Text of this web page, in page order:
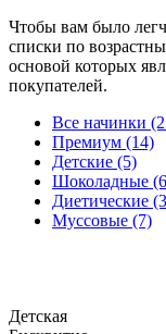
Чтобы вам было
списки по
основой которых
покупателей.
Все начинки
Премиум (14)
Детские (5)
Шоколадные
Диетические
Муссовые (7)
Детская